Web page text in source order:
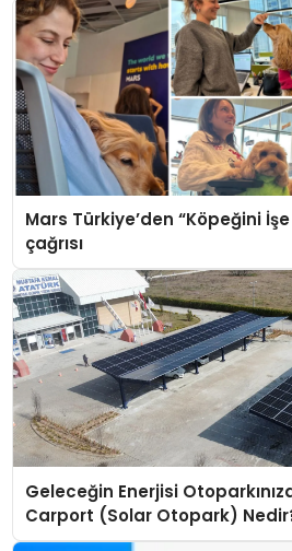
Mars Türkiye’den “Köpeğini
çağrısı
Geleceğin Enerjisi
Carport (Solar Otopark)